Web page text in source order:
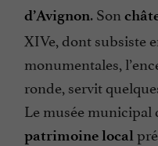
d’Avignon. Son
XIVe, dont subsiste
monumentales,
ronde, servit
Le musée
patrimoine local